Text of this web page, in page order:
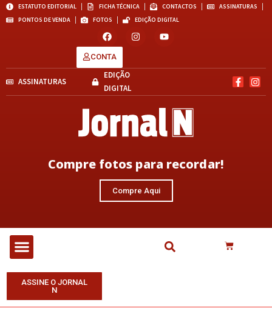
ESTATUTO EDITORIAL FICHA TÉCNICA CONTACTOS
ASSINATURAS
PONTOS DE VENDA
FOTOS EDIÇÃO DIGITAL
CONTA
ASSINATURAS
EDIÇÃO
DIGITAL
Compre fotos para recordar!
Compre Aqui
ASSINE O JORNAL
N